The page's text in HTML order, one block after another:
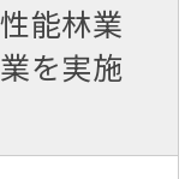
能林業
を実施